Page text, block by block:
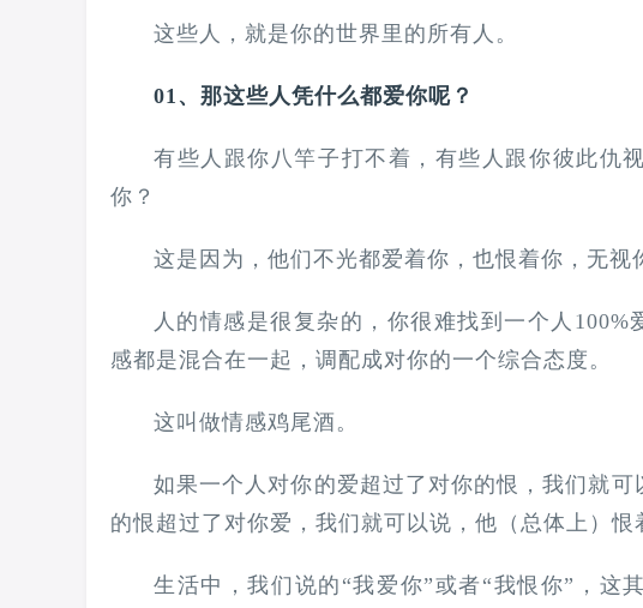
这些人，就是你的世界里的所有人。
01、那这些人凭什么都爱你呢？
有些人跟你八竿子打不着，有些人跟你彼此仇
你？
这是因为，他们不光都爱着你，也恨着你，无视
人的情感是很复杂的，你很难找到一个人
感都是混合在一起，调配成对你的一个综合态度。
这叫做情感鸡尾酒。
如果一个人对你的爱超过了对你的恨，我们就
的恨超过了对你爱，我们就可以说，他（总体上）恨
生活中，我们说的“我爱你”或者“我恨你”，这